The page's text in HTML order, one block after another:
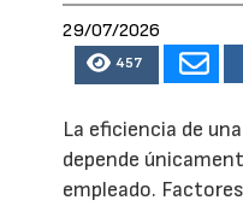
29/07/2026
457
La eficiencia de
depende
empleado.